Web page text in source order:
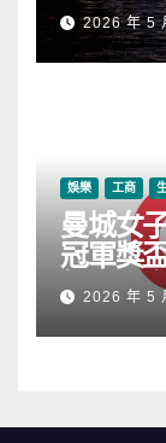
2026 年 5
娛樂 工商
曼城女
冠軍獎
根源」
2026 年 5